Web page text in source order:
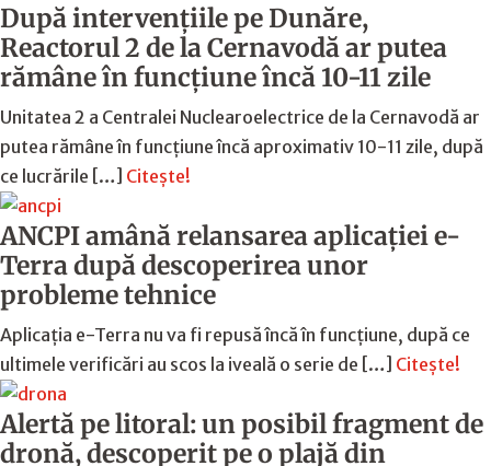
După intervențiile pe Dunăre,
Reactorul 2 de la Cernavodă ar putea
rămâne în funcțiune încă 10-11 zile
Unitatea 2 a Centralei Nuclearoelectrice de la Cernavodă ar
putea rămâne în funcțiune încă aproximativ 10-11 zile, după
ce lucrările […] Citește!
ANCPI amână relansarea aplicației e-
Terra după descoperirea unor
probleme tehnice
Aplicația e-Terra nu va fi repusă încă în funcțiune, după ce
ultimele verificări au scos la iveală o serie de […] Citește!
Alertă pe litoral: un posibil fragment de
dronă, descoperit pe o plajă din